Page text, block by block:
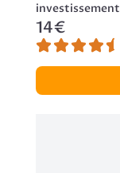
investissement
14€